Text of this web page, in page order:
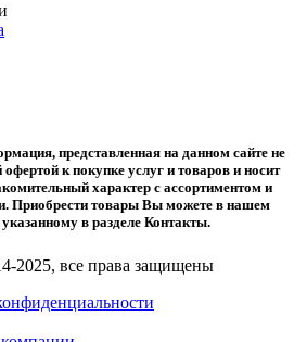
представленная на данном сайте не
к покупке услуг и товаров и носит
характер с ассортиментом и
Приобрести товары Вы можете в нашем
в разделе Контакты.
2025, все права защищены